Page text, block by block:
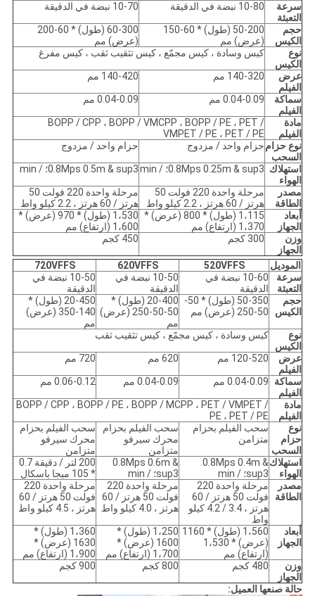
سرعة
التعبئة
10-80 نبضة في الدقيقة 10-70 نبضة في الدقيقة
حجم
الكيس
50-200 (طول) * 60-150
(عرض) مم
60-300 (طول) * 60-200
(عرض) مم
نوع
الكيس
كيس وسادة ، كيس مجمّع ، كيس تثقيب ثقب ، كيس مفرغ
عرض
الفيلم
140-320 مم 140-420 مم
سماكة
الفيلم
0.04-0.09 مم 0.04-0.09 مم
مادة
الفيلم
BOPP / CPP ، BOPP / VMCPP ، BOPP / PE ، PET /
VMPET / PE ، PET / PE
نوع حزام
السحب
حزام واحد / مزدوج حزام واحد / مزدوج
استهلاك
الهواء
0.8Mps 0.25m & sup3؛ / min 0.8Mps 0.5m & sup3؛ / min
مصدر
الطاقة
مرحلة واحدة 220 فولت 50
هرتز / 60 هرتز ، 2.2 كيلو واط
مرحلة واحدة 220 فولت 50
هرتز / 60 هرتز ، 2.2 كيلو واط
أبعاد
الجهاز
1،115 (طول) * 800 (عرض) *
1،370 (ارتفاع) مم
1،530 (طول) * 970 (عرض) *
1،600 (ارتفاع) مم
وزن
الجهاز
300 كجم 450 كجم
الموديل 520VFFS
620VFFS
720VFFS
سرعة
التعبئة
10-60 نبضة في
الدقيقة
10-50 نبضة في
الدقيقة
10-50 نبضة في
الدقيقة
حجم
الكيس
50-350 (طول) * 50-
50-250 (عرض) مم
20-400 (طول) *
50-50-250 (عرض)
مم
20-450 (طول) *
140-350 (عرض)
مم
نوع
الكيس
كيس وسادة ، كيس مجمّع ، كيس تثقيب ثقب
عرض
الفيلم
120-520 مم 620 مم 720 مم
سماكة
الفيلم
0.04-0.09 مم 0.04-0.09 مم 0.06-0.12 مم
مادة
الفيلم
BOPP / CPP ، BOPP / PE ، BOPP / MCPP ، PET / VMPET /
PE ، PET / PE
نوع
حزام
السحب
سحب الفيلم بحزام
متزامن
سحب الفيلم بحزام
محرك سيرفو
متزامن
سحب الفيلم بحزام
محرك سيرفو
متزامن
استهلاك
الهواء
0.8Mps 0.4m &
sup3؛ / min
0.8Mps 0.6m &
sup3؛ / min
200 لتر / دقيقة 0.7
* 105 ميجا باسكال
مصدر
الطاقة
مرحلة واحدة 220
فولت 50 هرتز / 60
هرتز ، 3.4 / 4.2 كيلو
واط
مرحلة واحدة 220
فولت 50 هرتز / 60
هرتز ، 4.0 كيلو واط
مرحلة واحدة 220
فولت 50 هرتز / 60
هرتز ، 4.5 كيلو واط
أبعاد
الجهاز
1،560 (طول) * 1160
(عرض) * 1،530
(ارتفاع) مم
1،250 (طول) *
1600 (عرض) *
1،700 (ارتفاع) مم
1،360 (طول) *
1630 (عرض) *
1،900 (ارتفاع) مم
وزن
الجهاز
480 كجم 800 كجم 900 كجم
حالة صنعها العميل: